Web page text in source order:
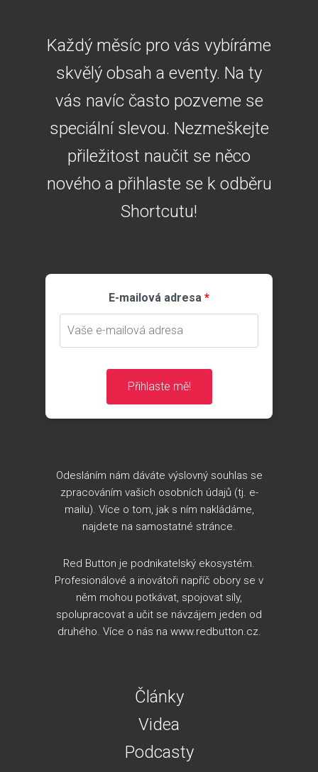
Každý měsíc pro vás vybíráme
skvělý obsah a eventy. Na ty
vás navíc často pozveme se
speciální slevou. Nezmeškejte
přiležitost naučit se něco
nového a přihlaste se k odběru
Shortcutu!
E-mailová adresa
Přihlaste mě!
Odesláním nám dáváte výslovný souhlas se
zpracováním vašich osobních údajů (tj. e-
mailu). Více o tom, jak s ním nakládáme,
najdete na samostatné stránce
Red Button je podnikatelský ekosystém.
Profesionálové a inovátoři napříč obory se v
něm mohou potkávat, spojovat síly,
spolupracovat a učit se návzájem jeden od
druhého. Více o nás na www.redbutton.cz
Články
Videa
Podcasty